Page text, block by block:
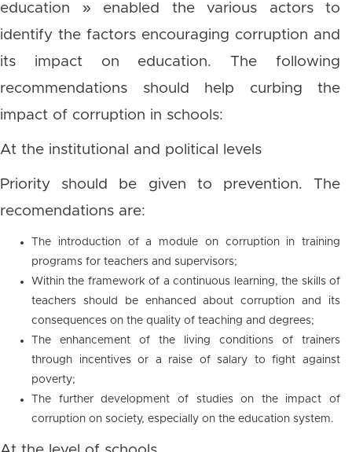
education » enabled the various actors to
identify the factors encouraging corruption and
its impact on education. The following
recommendations should help curbing the
impact of corruption in schools:
At the institutional and political levels
Priority should be given to prevention. The
recomendations are:
The introduction of a module on corruption in training
programs for teachers and supervisors;
Within the framework of a continuous learning, the skills of
teachers should be enhanced about corruption and its
consequences on the quality of teaching and degrees;
The enhancement of the living conditions of trainers
through incentives or a raise of salary to fight against
poverty;
The further development of studies on the impact of
corruption on society, especially on the education system.